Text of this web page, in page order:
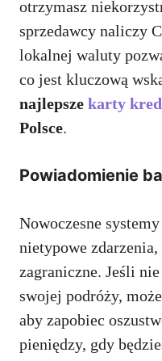
otrzymasz
sprzedawcy naliczy
lokalnej waluty
co jest kluczową
najlepsze karty
Polsce.
Powiadomienie
Nowoczesne
nietypowe
zagraniczne. Jeśli
swojej podróży,
aby zapobiec
pieniędzy, gdy